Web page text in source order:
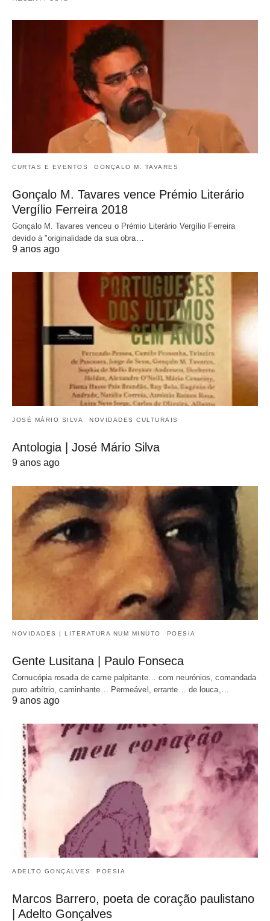
CURTAS E EVENTOS GONÇALO M. TAVARES
Gonçalo M. Tavares vence Prémio Literário
Vergílio Ferreira 2018
Gonçalo M. Tavares venceu o Prémio Literário Vergílio Ferreira
devido à "originalidade da sua obra…
9 anos ago
JOSÉ MÁRIO SILVA NOVIDADES CULTURAIS
Antologia | José Mário Silva
9 anos ago
NOVIDADES | LITERATURA NUM MINUTO POESIA
Gente Lusitana | Paulo Fonseca
Cornucópia rosada de carne palpitante… com neurónios, comandada
puro arbítrio, caminhante… Permeável, errante… de louca,…
9 anos ago
ADELTO GONÇALVES POESIA
Marcos Barrero, poeta de coração paulistano
| Adelto Gonçalves